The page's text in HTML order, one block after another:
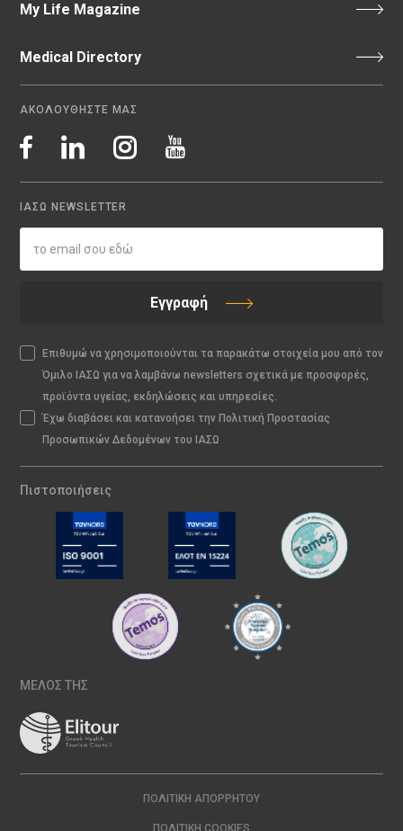
My Life Magazine
Medical Directory
ΑΚΟΛΟΥΘΗΣΤΕ ΜΑΣ
ΙΑΣΩ NEWSLETTER
Εγγραφή
Επιθυμώ να χρησιμοποιούνται τα παρακάτω στοιχεία μου από τον
Όμιλο ΙΑΣΩ για να λαμβάνω newsletters σχετικά με προσφορές,
προϊόντα υγείας, εκδηλώσεις και υπηρεσίες.
Έχω διαβάσει και κατανοήσει την Πολιτική Προστασίας
Προσωπικών Δεδομένων του ΙΑΣΩ
Πιστοποιήσεις
ΜΕΛΟΣ ΤΗΣ
ΠΟΛΙΤΙΚΉ ΑΠΟΡΡΉΤΟΥ
ΠΟΛΙΤΙΚΉ COOKIES